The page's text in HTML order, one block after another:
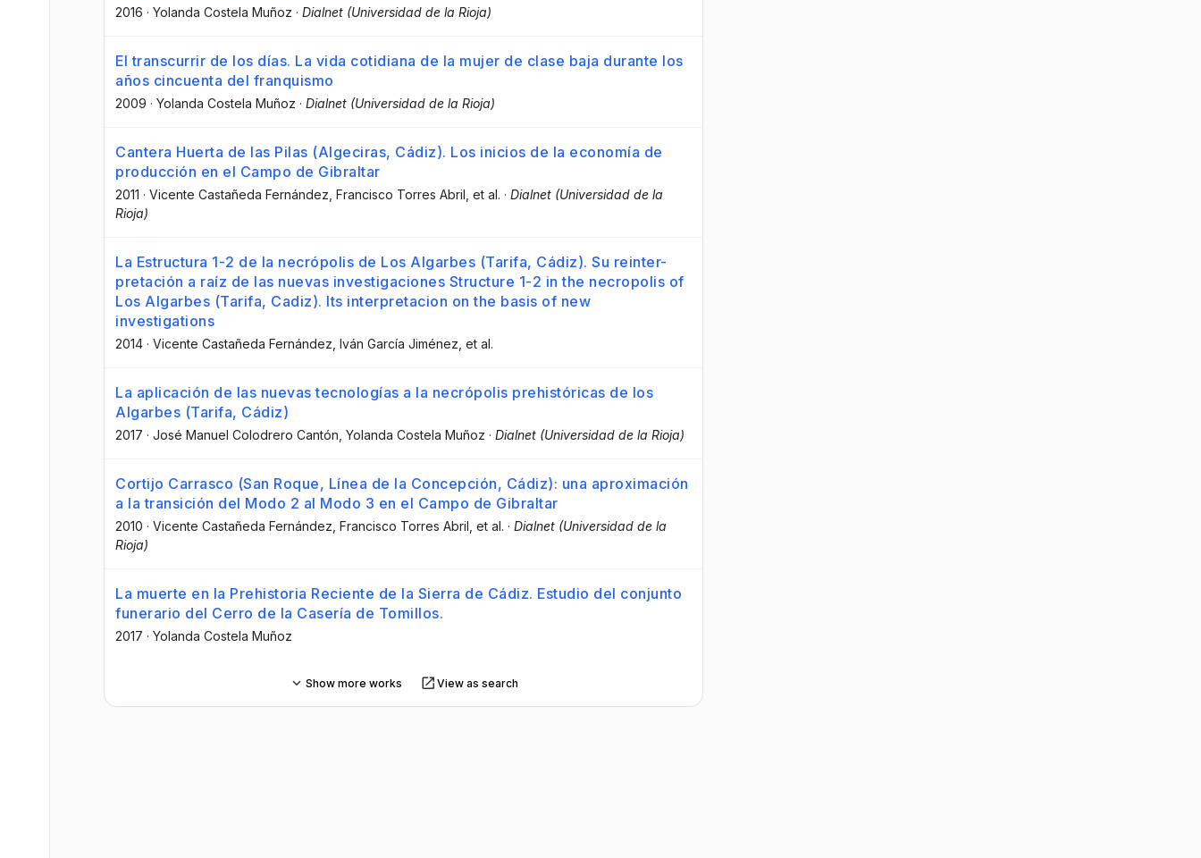
2016 · Yolanda Costela Muñoz · Dialnet (Universidad de la Rioja)
El transcurrir de los días. La vida cotidiana de la mujer de clase baja durante los
años cincuenta del franquismo
2009 · Yolanda Costela Muñoz · Dialnet (Universidad de la Rioja)
Cantera Huerta de las Pilas (Algeciras, Cádiz). Los inicios de la economía de
producción en el Campo de Gibraltar
2011 · Vicente Castañeda Fernández , Francisco Torres Abril , et al. · Dialnet (Universidad de la
Rioja)
La Estructura 1-2 de la necrópolis de Los Algarbes (Tarifa, Cádiz). Su reinter-
pretación a raíz de las nuevas investigaciones Structure 1-2 in the necropolis of
Los Algarbes (Tarifa, Cadiz). Its interpretacion on the basis of new
investigations
2014 · Vicente Castañeda Fernández , Iván García Jiménez , et al.
La aplicación de las nuevas tecnologías a la necrópolis prehistóricas de los
Algarbes (Tarifa, Cádiz)
2017 · José Manuel Colodrero Cantón , Yolanda Costela Muñoz · Dialnet (Universidad de la Rioja)
Cortijo Carrasco (San Roque, Línea de la Concepción, Cádiz): una aproximación
a la transición del Modo 2 al Modo 3 en el Campo de Gibraltar
2010 · Vicente Castañeda Fernández , Francisco Torres Abril , et al. · Dialnet (Universidad de la
Rioja)
La muerte en la Prehistoria Reciente de la Sierra de Cádiz. Estudio del conjunto
funerario del Cerro de la Casería de Tomillos.
2017 · Yolanda Costela Muñoz
Show more works View as search